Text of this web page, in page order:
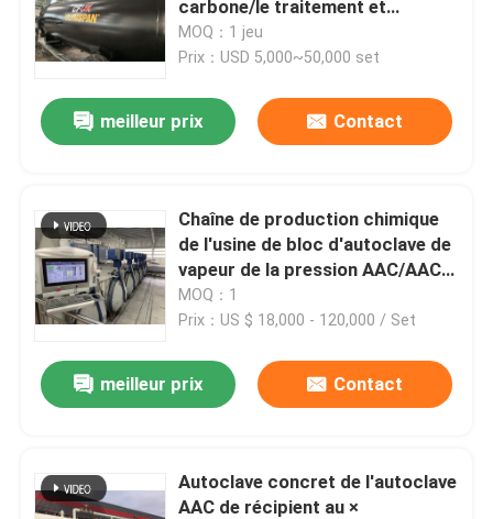
carbone/le traitement et
traitement en caoutchouc
MOQ：1 jeu
Prix：USD 5,000~50,000 set
meilleur prix Contact
Chaîne de production chimique
de l'usine de bloc d'autoclave de
vapeur de la pression AAC/AAC
autoclave de 2×31m AAC
MOQ：1
Prix：US $ 18,000 - 120,000 / Set
meilleur prix Contact
Autoclave concret de l'autoclave
AAC de récipient au ×